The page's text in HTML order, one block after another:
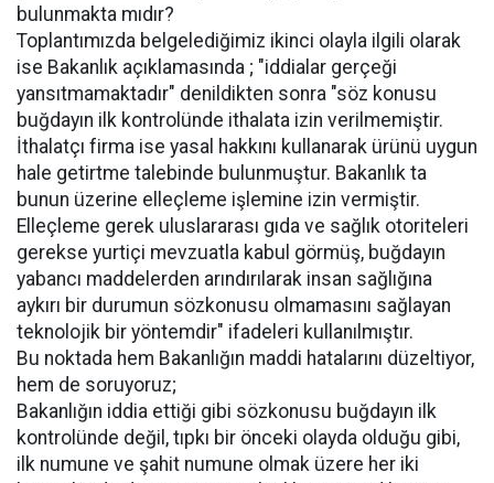
bulunmakta mıdır?
Toplantımızda belgelediğimiz ikinci olayla ilgili olarak
ise Bakanlık açıklamasında ; "iddialar gerçeği
yansıtmamaktadır" denildikten sonra "söz konusu
buğdayın ilk kontrolünde ithalata izin verilmemiştir.
İthalatçı firma ise yasal hakkını kullanarak ürünü uygun
hale getirtme talebinde bulunmuştur. Bakanlık ta
bunun üzerine elleçleme işlemine izin vermiştir.
Elleçleme gerek uluslararası gıda ve sağlık otoriteleri
gerekse yurtiçi mevzuatla kabul görmüş, buğdayın
yabancı maddelerden arındırılarak insan sağlığına
aykırı bir durumun sözkonusu olmamasını sağlayan
teknolojik bir yöntemdir" ifadeleri kullanılmıştır.
Bu noktada hem Bakanlığın maddi hatalarını düzeltiyor,
hem de soruyoruz;
Bakanlığın iddia ettiği gibi sözkonusu buğdayın ilk
kontrolünde değil, tıpkı bir önceki olayda olduğu gibi,
ilk numune ve şahit numune olmak üzere her iki